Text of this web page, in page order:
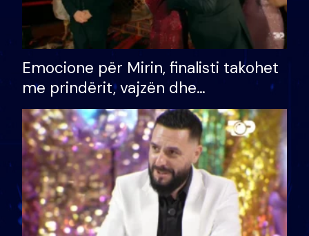
Emocione për Mirin, finalisti takohet
me prindërit, vajzën dhe
bashkëshorten: S’kemi ndonjë letër
divorci apo jo?